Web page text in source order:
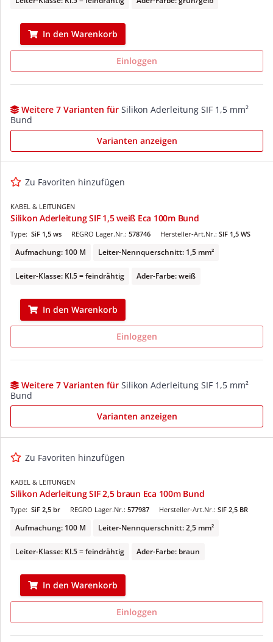
In den Warenkorb
Einloggen
Weitere 7 Varianten für Silikon Aderleitung SIF 1,5 mm²
Bund
Varianten anzeigen
Zu Favoriten hinzufügen
KABEL & LEITUNGEN
Silikon Aderleitung SIF 1,5 weiß Eca 100m Bund
REGRO Lager.Nr.: 578746
Type: SiF 1,5 ws Hersteller-Art.Nr.: SIF 1,5 WS
Aufmachung: 100 M Leiter-Nennquerschnitt: 1,5 mm²
Leiter-Klasse: Kl.5 = feindrähtig Ader-Farbe: weiß
In den Warenkorb
Einloggen
Weitere 7 Varianten für Silikon Aderleitung SIF 1,5 mm²
Bund
Varianten anzeigen
Zu Favoriten hinzufügen
KABEL & LEITUNGEN
Silikon Aderleitung SIF 2,5 braun Eca 100m Bund
REGRO Lager.Nr.: 577987
Type: SiF 2,5 br Hersteller-Art.Nr.: SIF 2,5 BR
Aufmachung: 100 M Leiter-Nennquerschnitt: 2,5 mm²
Leiter-Klasse: Kl.5 = feindrähtig Ader-Farbe: braun
In den Warenkorb
Einloggen